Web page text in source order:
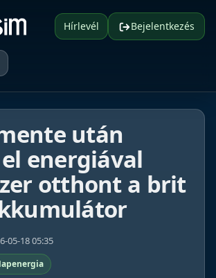
Hírlevél Bejelentkezés
után
energiával
otthont a brit
05-18 05:35